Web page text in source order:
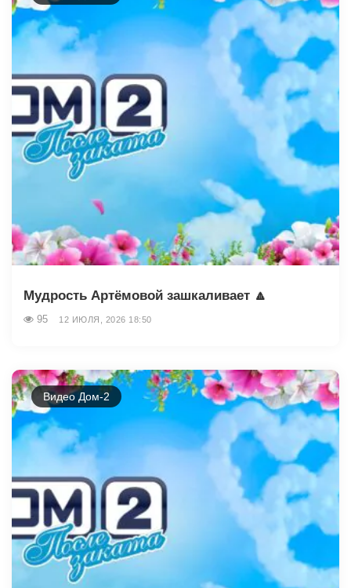
Мудрость Артёмовой зашкаливает 🔼
95 12 ИЮЛЯ, 2026 18:50
Видео Дом-2